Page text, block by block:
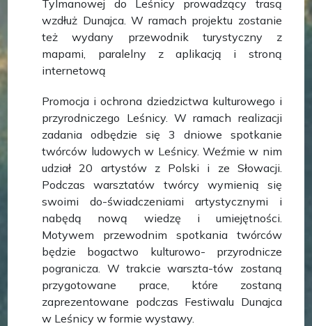
Tylmanowej do Leśnicy prowadzący trasą
wzdłuż Dunajca. W ramach projektu zostanie
też wydany przewodnik turystyczny z
mapami, paralelny z aplikacją i stroną
internetową
Promocja i ochrona dziedzictwa kulturowego i
przyrodniczego Leśnicy. W ramach realizacji
zadania odbędzie się 3 dniowe spotkanie
twórców ludowych w Leśnicy. Weźmie w nim
udział 20 artystów z Polski i ze Słowacji.
Podczas warsztatów twórcy wymienią się
swoimi do-świadczeniami artystycznymi i
nabędą nową wiedzę i umiejętności.
Motywem przewodnim spotkania twórców
będzie bogactwo kulturowo- przyrodnicze
pogranicza. W trakcie warszta-tów zostaną
przygotowane prace, które zostaną
zaprezentowane podczas Festiwalu Dunajca
w Leśnicy w formie wystawy.